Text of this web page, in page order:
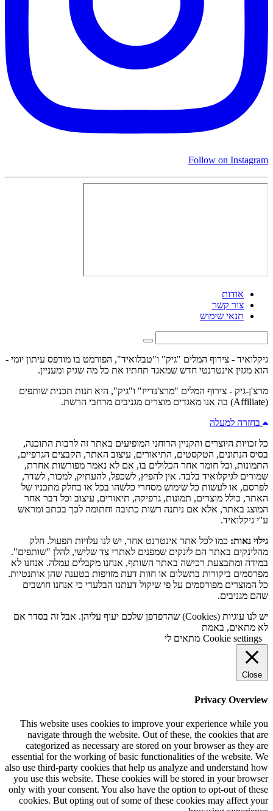
Follow on Instagram
אודות
צור קשר
תנאי שימוש
גיקלואיד - צירוף המלים "גיק" ו"טבלואיד", הפורמט בו מודפס עיתון יומי -
הוא מגזין אינטרנטי חדש שמאגד תחתיו את כל מה שגיק ומעניין.
מרצ'ן-גיק - צירוף המלים "מרצ'נדייז" ו"גיק", היא חנות תכנית שותפים
(Affiliate) בה אנו מאגדים מוצרים מגניבים מרחבי הרשת.
בחזרה למעלה
כל זכויות היוצרים והקניין הרוחני המופיעים באתר זה לרבות התוכנה,
בסיס הנתונים, הטקסטים, התיאורים, עיצוב האתר, הקבצים הגרפיים,
התמונות, וכל חומר אחר הכלולים בו, אם לא נאמר מפורשות אחרת,
שמורים לגיקלואיד בלבד. אין להפיץ, לשכפל, להעתיק, למכור, לשדר,
לפרסם, או לעשות כל שימוש מסחרי כלשהו בכל או בחלק מתכניו של
האתר, כולל מוצרים, תמונות, גרפיקה, תיאורים, עיצוב וכל דבר אחר
המוצג באתר, אלא אם ניתנה רשות כתובה וחתומה לכך בכתב ומראש
ע''י גיקלואיד.
גילוי נאות: כמו לכל אתר אינטרנט אחר, יש לנו עלויות תפעול. חלק
מהלינקים באתר הם לינקים שמפנים לאתרי צד שלישי, להלן "שותפים".
במידה ומתבצעת רכישה באתר השותף, אנחנו מקבלים עמלה. אנחנו לא
מפרסמים ביקורות בתשלום או חוות דעת מזויפות בטענה שהן אותנטיות.
כל המוצרים מפורסמים על פי שיקול דעתנו הבלעדי כי אנחנו חושבים
שהם מגניבים.
יש לנו עוגיות (Cookies) שהדפדפן שלכם יעוף עליהן. אבל זה בסדר אם
לא מתאים, באמת
Cookie settings מתאים לי
Close
Privacy Overview
This website uses cookies to improve your experience while you
navigate through the website. Out of these, the cookies that are
categorized as necessary are stored on your browser as they are
essential for the working of basic functionalities of the website. We
also use third-party cookies that help us analyze and understand how
you use this website. These cookies will be stored in your browser
only with your consent. You also have the option to opt-out of these
cookies. But opting out of some of these cookies may affect your